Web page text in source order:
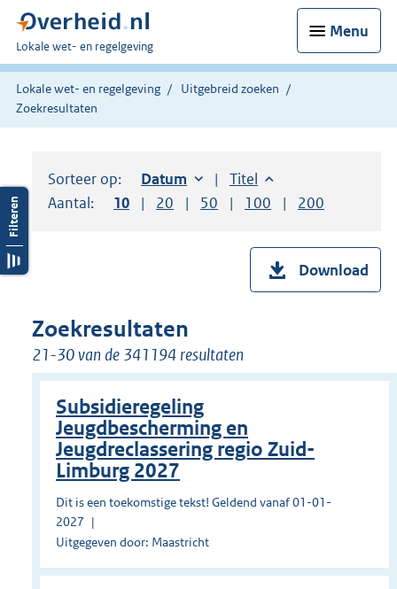
Menu
U
bent
hier:
Lokale wet- en regelgeving
Lokale wet- en regelgeving
Uitgebreid zoeken
Zoekresultaten
Sorteer op: Sorteer op:
Datum oplopendSorteer op:
Titel oplopend
Aantal:
Toon
10 resultaten per pagina
Toon
20 resultaten per pagina
Toon
50 resultaten per pagina
Toon
100 resultaten per
Toon
200
Download
Zoekresultaten
21-30 van de 341194 resultaten
Subsidieregeling
Jeugdbescherming en
Jeugdreclassering regio Zuid-
Limburg 2027
Dit is een toekomstige tekst! Geldend vanaf 01-01-
2027
Uitgegeven door: Maastricht